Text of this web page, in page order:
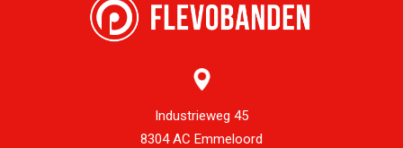
Industrieweg 45
8304 AC Emmeloord